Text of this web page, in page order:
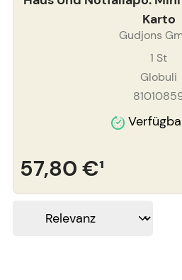
Karto
Gudjons
1 St
Globuli
57,80 €¹